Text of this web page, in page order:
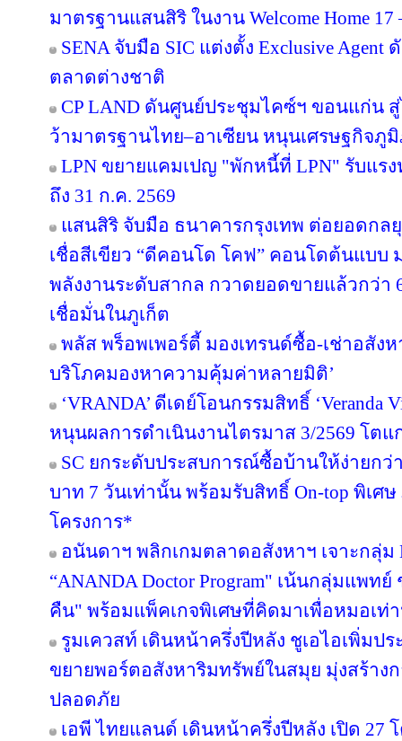
มาตรฐานแสนสิริ ในงาน Welcome Home 17
SENA จับมือ SIC แต่งตั้ง Exclusive Agent
ตลาดต่างชาติ
CP LAND ดันศูนย์ประชุมไคซ์ฯ ขอนแก่น
ว้ามาตรฐานไทย–อาเซียน หนุนเศรษฐกิจภู
LPN ขยายแคมเปญ "พักหนี้ที่ LPN" รับแร
ถึง 31 ก.ค. 2569
แสนสิริ จับมือ ธนาคารกรุงเทพ ต่อยอดก
เชื่อสีเขียว “ดีคอนโด โคฟ” คอนโดต้นแบบ
พลังงานระดับสากล กวาดยอดขายแล้วกว่า
เชื่อมั่นในภูเก็ต
พลัส พร็อพเพอร์ตี้ มองเทรนด์ซื้อ-เช่าอสัง
บริโภคมองหาความคุ้มค่าหลายมิติ’
‘VRANDA’ ดีเดย์โอนกรรมสิทธิ์ ‘Veranda
หนุนผลการดำเนินงานไตรมาส 3/2569 โตแ
SC ยกระดับประสบการณ์ซื้อบ้านให้ง่ายกว่
บาท 7 วันเท่านั้น พร้อมรับสิทธิ์ On-top พิเศษ
โครงการ*
อนันดาฯ พลิกเกมตลาดอสังหาฯ เจาะกลุ่ม
“ANANDA Doctor Program" เน้นกลุ่มแพท
คืน" พร้อมแพ็คเกจพิเศษที่คิดมาเพื่อหมอเท่
รูมเควสท์ เดินหน้าครึ่งปีหลัง ชูเอไอเพิ่มป
ขยายพอร์ตอสังหาริมทรัพย์ในสมุย มุ่งสร้าง
ปลอดภัย
เอพี ไทยแลนด์ เดินหน้าครึ่งปีหลัง เปิด 27